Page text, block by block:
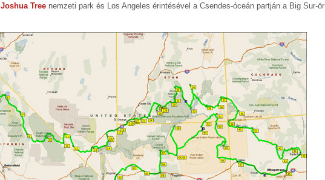
Joshua Tree nemzeti park és Los Angeles érintésével a Csendes-óceán partján a Big Sur-ör